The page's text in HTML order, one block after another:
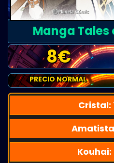
Manga Tales
8€
PRECIO NORMAL
Cristal:
Kouhai: